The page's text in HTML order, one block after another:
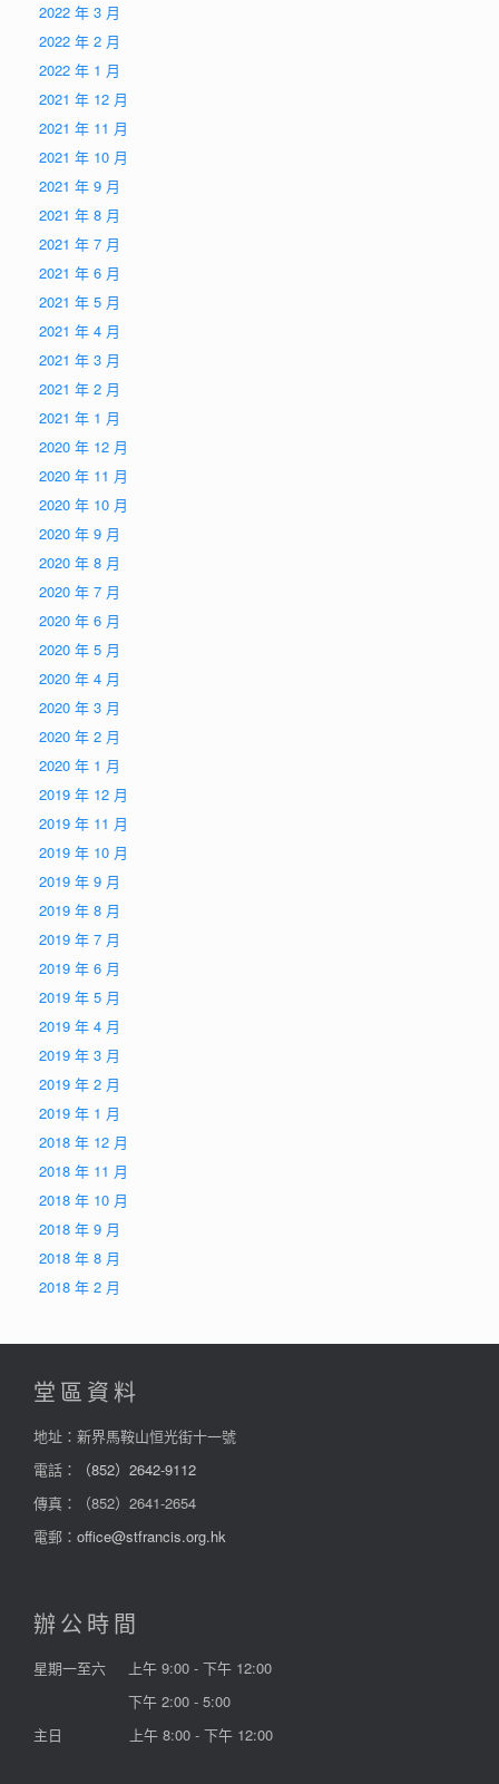
2022 年 3 月
2022 年 2 月
2022 年 1 月
2021 年 12 月
2021 年 11 月
2021 年 10 月
2021 年 9 月
2021 年 8 月
2021 年 7 月
2021 年 6 月
2021 年 5 月
2021 年 4 月
2021 年 3 月
2021 年 2 月
2021 年 1 月
2020 年 12 月
2020 年 11 月
2020 年 10 月
2020 年 9 月
2020 年 8 月
2020 年 7 月
2020 年 6 月
2020 年 5 月
2020 年 4 月
2020 年 3 月
2020 年 2 月
2020 年 1 月
2019 年 12 月
2019 年 11 月
2019 年 10 月
2019 年 9 月
2019 年 8 月
2019 年 7 月
2019 年 6 月
2019 年 5 月
2019 年 4 月
2019 年 3 月
2019 年 2 月
2019 年 1 月
2018 年 12 月
2018 年 11 月
2018 年 10 月
2018 年 9 月
2018 年 8 月
2018 年 2 月
堂區資料
地址：新界馬鞍山恒光街十一號
電話：
（852）2642-9112
傳真：（852）2641-2654
電郵： office@stfrancis.org.hk
辦公時間
星期一至六
上午 9:00 - 下午 12:00
下午 2:00 - 5:00
主日
上午 8:00 - 下午 12:00